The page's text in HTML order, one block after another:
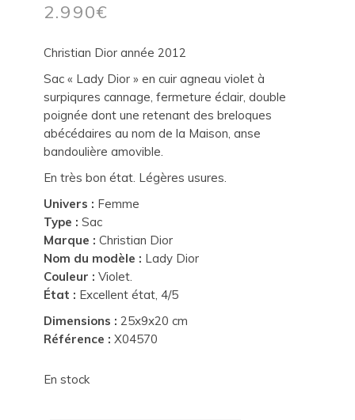
2.990€
Christian Dior année 2012
Sac « Lady Dior » en cuir agneau violet à
surpiqures cannage, fermeture éclair, double
poignée dont une retenant des breloques
abécédaires au nom de la Maison, anse
bandoulière amovible.
En très bon état. Légères usures.
Univers : Femme
Type : Sac
Marque : Christian Dior
Nom du modèle : Lady Dior
Couleur : Violet.
État : Excellent état, 4/5
Dimensions : 25x9x20 cm
Référence : X04570
En stock